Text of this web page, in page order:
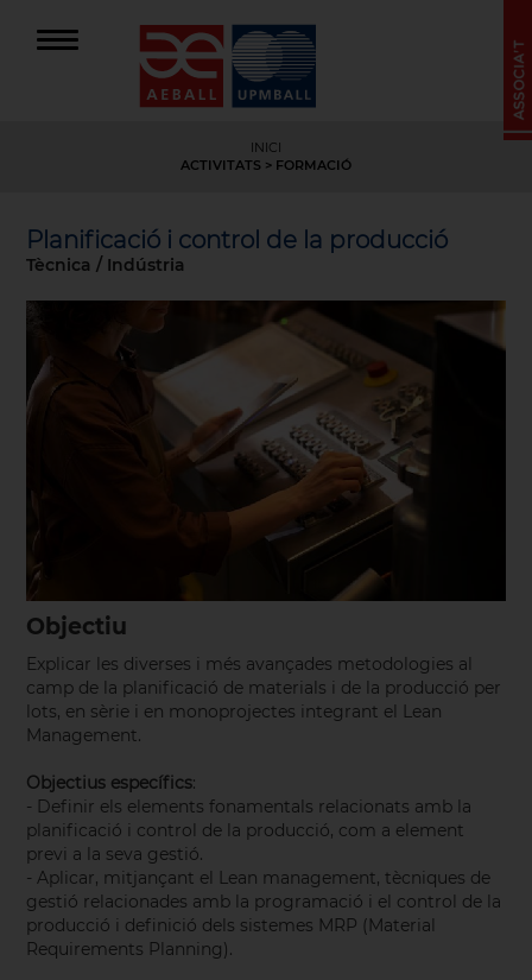
INICI
ACTIVITATS > FORMACIÓ
Planificació i control de la producció
Tècnica / Indústria
Objectiu
Explicar les diverses i més avançades metodologies al
camp de la planificació de materials i de la producció per
lots, en sèrie i en monoprojectes integrant el Lean
Management.
Objectius específics:
- Definir els elements fonamentals relacionats amb la
planificació i control de la producció, com a element
previ a la seva gestió.
- Aplicar, mitjançant el Lean management, tècniques de
gestió relacionades amb la programació i el control de la
producció i definició dels sistemes MRP (Material
Requirements Planning).